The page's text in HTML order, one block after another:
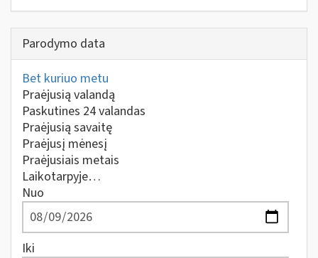
Parodymo data
Bet kuriuo metu
Praėjusią valandą
Paskutines 24 valandas
Praėjusią savaitę
Praėjusį mėnesį
Praėjusiais metais
Laikotarpyje…
Nuo
Iki